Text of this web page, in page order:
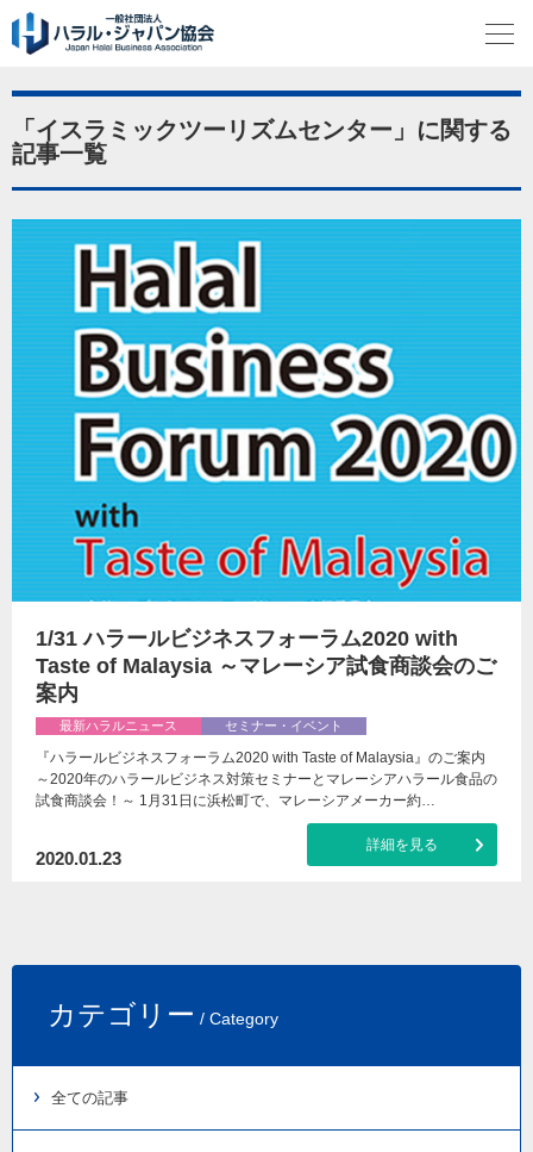
「イスラミックツーリズムセンター」に関する
記事一覧
1/31 ハラールビジネスフォーラム2020 with
Taste of Malaysia ～マレーシア試食商談会のご
案内
最新ハラルニュース セミナー・イベント
『ハラールビジネスフォーラム2020 with Taste of Malaysia』のご案内
～2020年のハラールビジネス対策セミナーとマレーシアハラール食品の
試食商談会！～ 1月31日に浜松町で、マレーシアメーカー約…
2020.01.23
詳細を見る
カテゴリー / Category
全ての記事